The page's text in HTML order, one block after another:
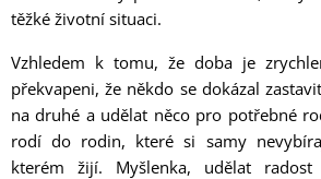
těžké životní situaci.
Vzhledem k tomu, že doba je
překvapeni, že někdo se dokázal
na druhé a udělat něco pro potřebné
rodí do rodin, které si samy
kterém žijí. Myšlenka, udělat radost